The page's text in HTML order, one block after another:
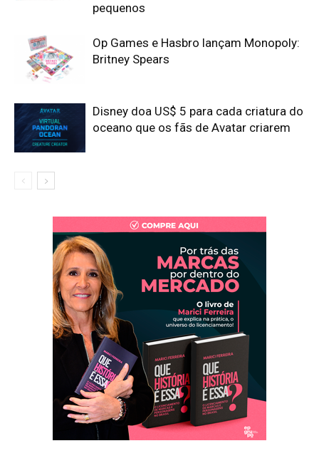
pequenos
Op Games e Hasbro lançam Monopoly:
Britney Spears
Disney doa US$ 5 para cada criatura do
oceano que os fãs de Avatar criarem